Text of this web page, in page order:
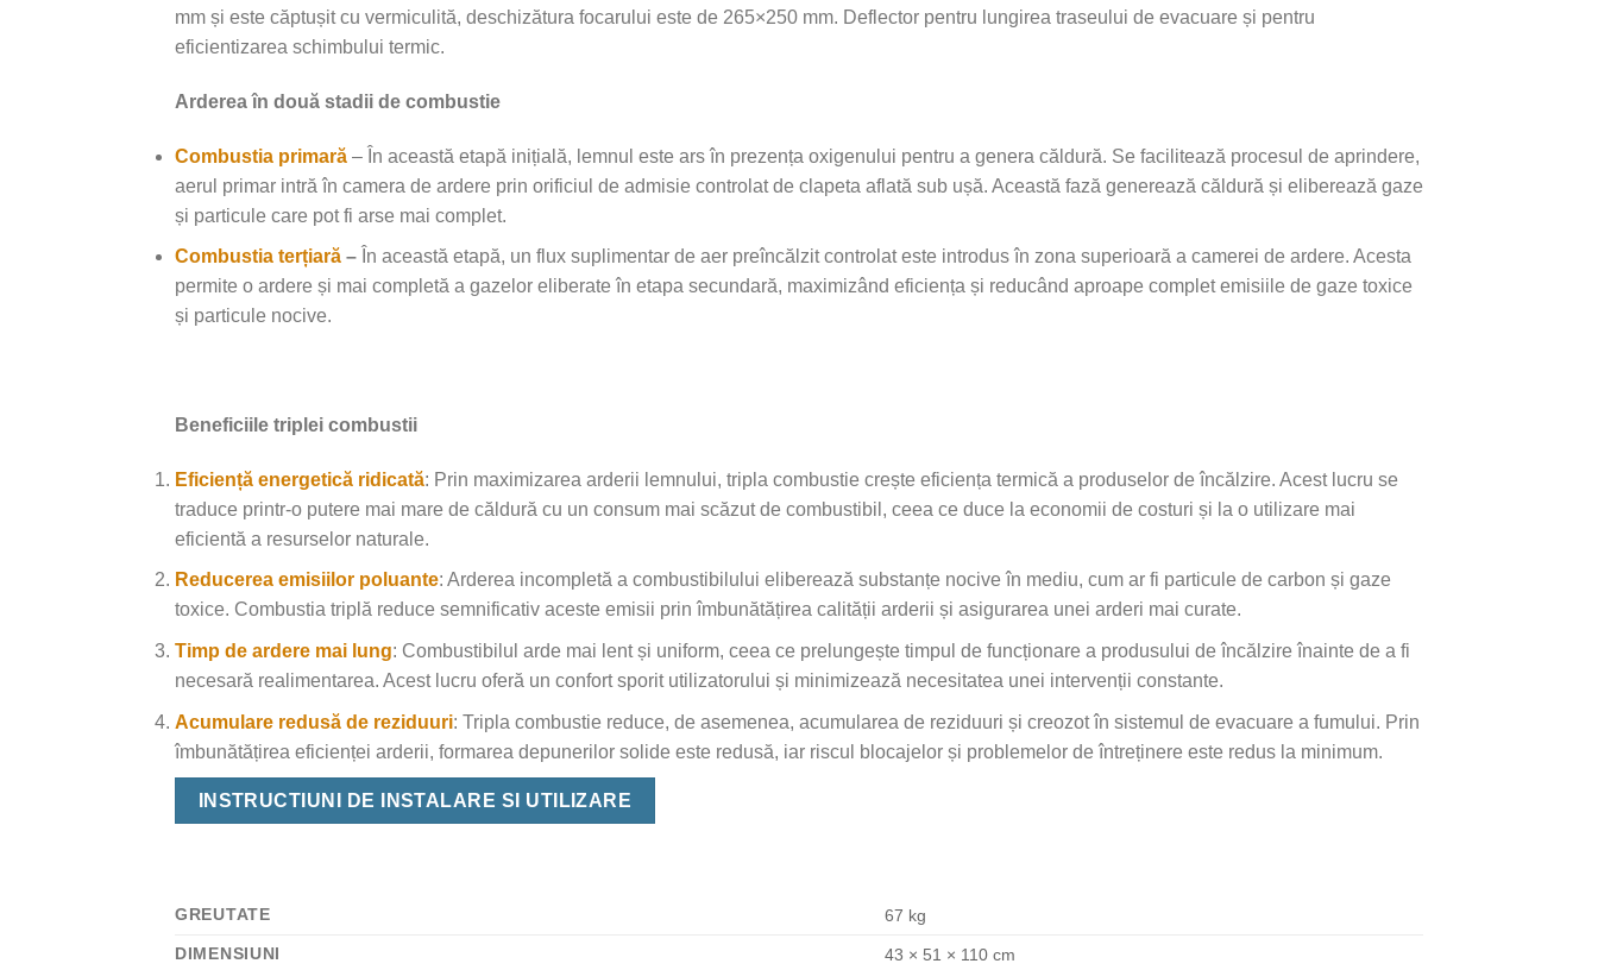
mm și este căptușit cu vermiculită, deschizătura focarului este de 265×250 mm. Deflector pentru lungirea traseului de evacuare și pentru
eficientizarea schimbului termic.
Arderea în două stadii de combustie
Combustia primară – În această etapă inițială, lemnul este ars în prezența oxigenului pentru a genera căldură. Se facilitează procesul de aprindere,
aerul primar intră în camera de ardere prin orificiul de admisie controlat de clapeta aflată sub ușă. Această fază generează căldură și eliberează gaze
și particule care pot fi arse mai complet.
Combustia terțiară – În această etapă, un flux suplimentar de aer preîncălzit controlat este introdus în zona superioară a camerei de ardere. Acesta
permite o ardere și mai completă a gazelor eliberate în etapa secundară, maximizând eficiența și reducând aproape complet emisiile de gaze toxice
și particule nocive.
Beneficiile triplei combustii
Eficiență energetică ridicată: Prin maximizarea arderii lemnului, tripla combustie crește eficiența termică a produselor de încălzire. Acest lucru se
traduce printr-o putere mai mare de căldură cu un consum mai scăzut de combustibil, ceea ce duce la economii de costuri și la o utilizare mai
eficientă a resurselor naturale.
Reducerea emisiilor poluante: Arderea incompletă a combustibilului eliberează substanțe nocive în mediu, cum ar fi particule de carbon și gaze
toxice. Combustia triplă reduce semnificativ aceste emisii prin îmbunătățirea calității arderii și asigurarea unei arderi mai curate.
Timp de ardere mai lung: Combustibilul arde mai lent și uniform, ceea ce prelungește timpul de funcționare a produsului de încălzire înainte de a fi
necesară realimentarea. Acest lucru oferă un confort sporit utilizatorului și minimizează necesitatea unei intervenții constante.
Acumulare redusă de reziduuri: Tripla combustie reduce, de asemenea, acumularea de reziduuri și creozot în sistemul de evacuare a fumului. Prin
îmbunătățirea eficienței arderii, formarea depunerilor solide este redusă, iar riscul blocajelor și problemelor de întreținere este redus la minimum.
INSTRUCTIUNI DE INSTALARE SI UTILIZARE
GREUTATE
67 kg
DIMENSIUNI
43 × 51 × 110 cm